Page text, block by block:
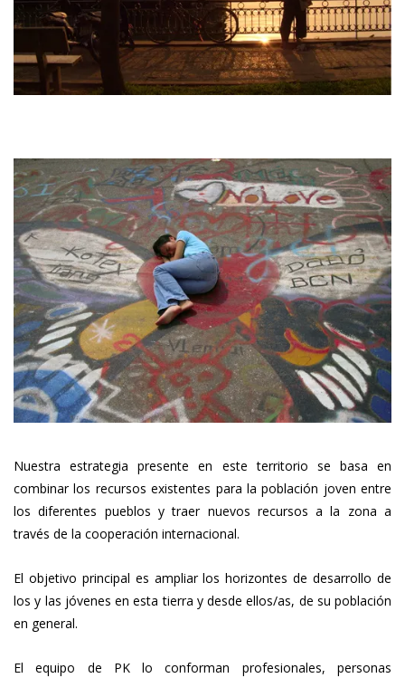
Nuestra estrategia presente en este territorio se basa en
combinar los recursos existentes para la población joven entre
los diferentes pueblos y traer nuevos recursos a la zona a
través de la cooperación internacional.
El objetivo principal es ampliar los horizontes de desarrollo de
los y las jóvenes en esta tierra y desde ellos/as, de su población
en general.
El equipo de PK lo conforman profesionales, personas